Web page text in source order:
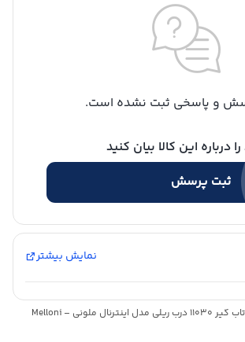
و پاسخی ثبت نشده است.
این کالا بیان کنید
ثبت پرسش
نمایش بیشتر
تاب گیر 11030 درب ریلی مدل اینترنال ملونی – Melloni